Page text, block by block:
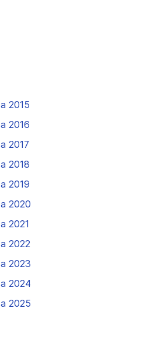
2015
2016
2017
2018
2019
2020
2021
2022
2023
2024
2025